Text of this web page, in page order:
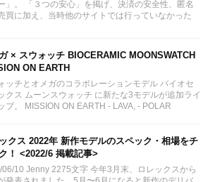
」。 「３つの安心」を掲げ、決済の安全性、匿名
買に加え、当時他のサイトでは行っていなかった
× スウォッチ BIOCERAMIC MOONSWATCH
ON EARTH
ッチとオメガのコラボレーションモデル バイオセ
クス ムーンスウォッチ に新たな3モデルが追加ライ
プ。 MISSION ON EARTH - LAVA, - POLAR
クス 2022年 新作モデルのスペック・相場をチ
！ <2022/6 掲載記事>
10 Jenny 2275文字 今年3月末、ロレックスから